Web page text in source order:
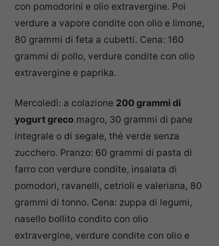
con pomodorini e olio extravergine. Poi
verdure a vapore condite con olio e limone,
80 grammi di feta a cubetti. Cena: 160
grammi di pollo, verdure condite con olio
extravergine e paprika.
Mercoledì: a colazione 200 grammi di
yogurt greco magro, 30 grammi di pane
integrale o di segale, thé verde senza
zucchero. Pranzo: 60 grammi di pasta di
farro con verdure condite, insalata di
pomodori, ravanelli, cetrioli e valeriana, 80
grammi di tonno. Cena: zuppa di legumi,
nasello bollito condito con olio
extravergine, verdure condite con olio e